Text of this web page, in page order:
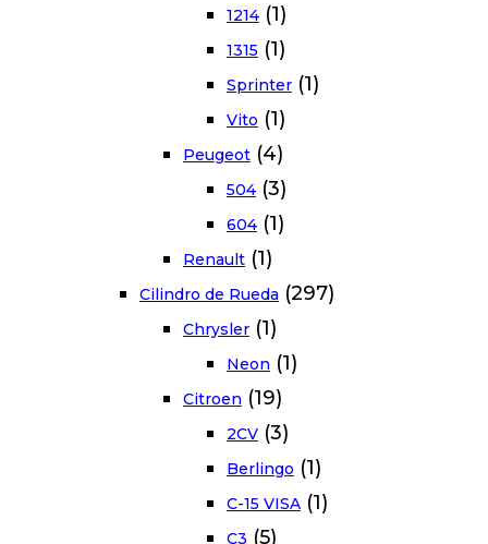
1214 (1)
1315 (1)
Sprinter (1)
Vito (1)
Peugeot (4)
504 (3)
604 (1)
Renault (1)
Cilindro de Rueda (297)
Chrysler (1)
Neon (1)
Citroen (19)
2CV (3)
Berlingo (1)
C-15 VISA (1)
C3 (5)